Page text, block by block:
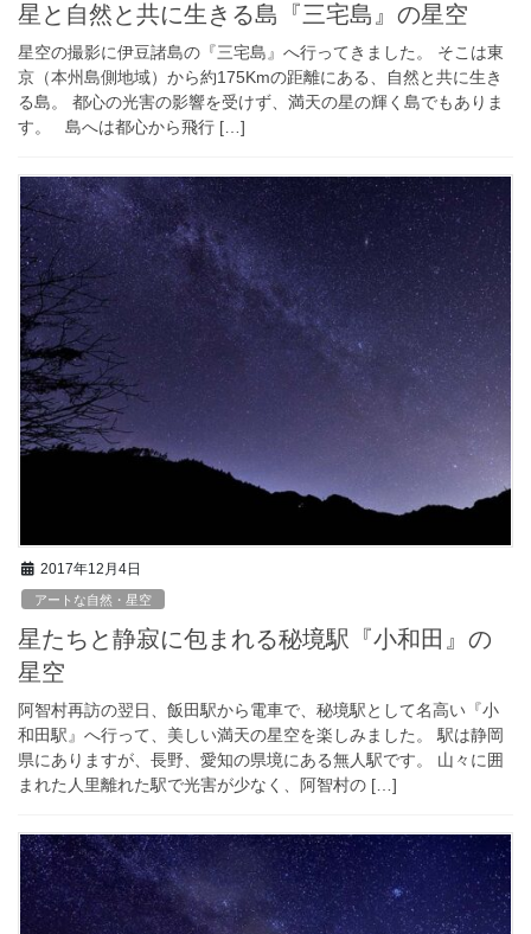
星と自然と共に生きる島『三宅島』の星空
星空の撮影に伊豆諸島の『三宅島』へ行ってきました。 そこは東
京（本州島側地域）から約175Kmの距離にある、自然と共に生き
る島。 都心の光害の影響を受けず、満天の星の輝く島でもありま
す。 島へは都心から飛行 […]
2017年12月4日
アートな自然・星空
星たちと静寂に包まれる秘境駅『小和田』の
星空
阿智村再訪の翌日、飯田駅から電車で、秘境駅として名高い『小
和田駅』へ行って、美しい満天の星空を楽しみました。 駅は静岡
県にありますが、長野、愛知の県境にある無人駅です。 山々に囲
まれた人里離れた駅で光害が少なく、阿智村の […]